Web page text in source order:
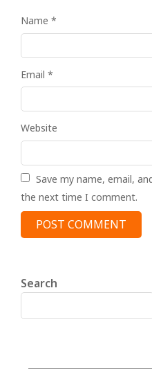
Name *
Email *
Website
Save my name, email,
the next time I comment.
Search